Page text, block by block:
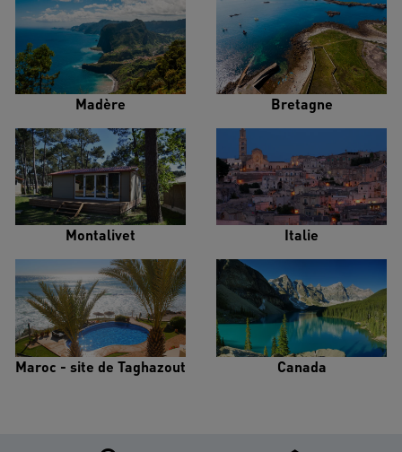
Madère Bretagne
Montalivet Italie
Maroc - site de Taghazout Canada